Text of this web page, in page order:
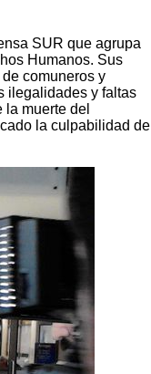
SUR que agrupa
Humanos. Sus
comuneros y
ilegalidades y faltas
muerte del
la culpabilidad de